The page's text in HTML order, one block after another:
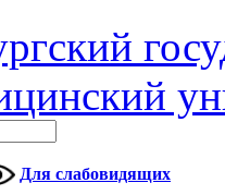
Для слабовидящих